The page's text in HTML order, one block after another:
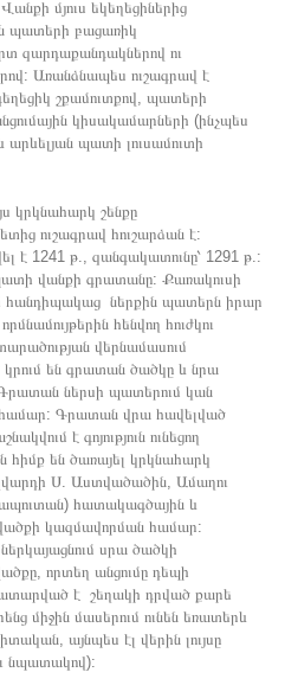
մյուս եկեղեցիներից
պատերի բացառիկ
զարդաքանդակներով ու
Առանձնապես ուշագրավ է
շքամուտքով, պատերի
կիսակամարների (ինչպես
արևելյան պատի լուսամուտի
կրկնահարկ շենքը
ուշագրավ հուշարձան է:
է 1241 թ., զանգակատունը՝ 1291 թ.:
վանքի գրատանը: Քառակուսի
հանդիպակաց ներքին պատերն իրար
հենվող հուժկու
վերնամասում
են գրատան ծածկը և նրա
ներսի պատերում կան
համար: Գրատան վրա հավելված
է գոյություն ունեցող
են ծառայել կրկնահարկ
Ս. Աստվածածին, Ամաղու
հատակագծային և
կազմավորման համար:
սրա ծածկի
որտեղ անցումը դեպի
է շեղակի դրված քարե
միջին մասերում ունեն եռատերև
այնպես էլ վերին լույսը
նպատակով):